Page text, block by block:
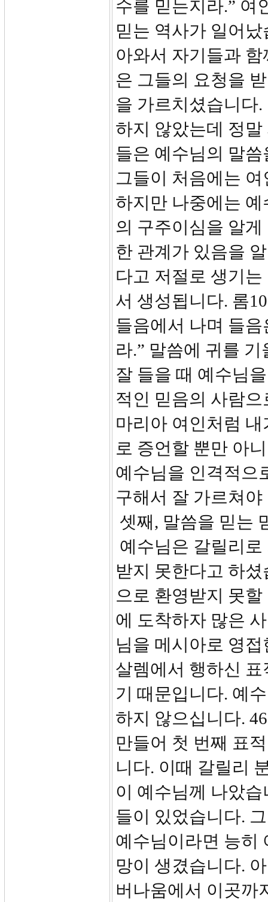
수를 믿는지라.” 여
믿는 역사가 일어
아와서 자기들과
은 그들의 요청을
을 가르치셨습니다
하지 않았는데 정
들은 예수님의 말
그들이 처음에는
하지만 나중에는
의 구주이심을 알
한 관계가 있음을
다고 저절로 생기
서 생성됩니다. 롬
들음에서 나며 들
라.” 말씀에 귀를
잘 들을 때 예수님
적인 믿음의 사람
마리아 여인처럼
로 증언할 뿐만 아
예수님을 인격적으
구해서 잘 가르쳐야
셋째, 말씀을 믿는
예수님은 갈릴리
받지 못한다고 하
으로 환영받지 못
에 도착하자 많은
님을 메시아로 영
살렘에서 행하신
기 때문입니다. 예
하지 않으십니다.
만들어 첫 번째 표
니다. 이때 갈릴리
이 예수님께 나았
들이 있었습니다.
예수님이라면 능히
망이 생겼습니다.
버나움에서 이곳까